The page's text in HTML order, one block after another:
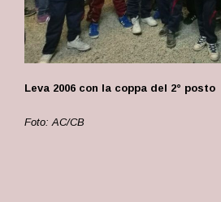
Leva 2006 con la coppa del 2° posto
Foto: AC/CB